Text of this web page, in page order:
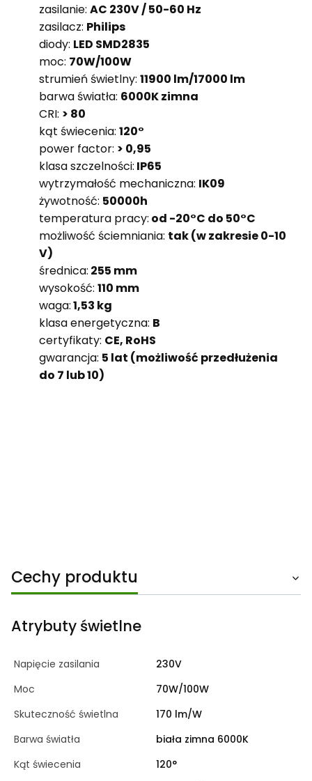
zasilanie: AC 230V / 50-60 Hz
zasilacz: Philips
diody: LED SMD2835
moc: 70W/100W
strumień świetlny: 11900 lm/17000 lm
barwa światła: 6000K zimna
CRI: > 80
kąt świecenia: 120°
power factor: > 0,95
klasa szczelności: IP65
wytrzymałość mechaniczna: IK09
żywotność: 50000h
temperatura pracy: od -20°C do 50°C
możliwość ściemniania: tak (w zakresie 0-10
V)
średnica: 255 mm
wysokość: 110 mm
waga:1,53 kg
klasa energetyczna: B
certyfikaty: CE, RoHS
gwarancja: 5 lat (możliwość przedłużenia
do 7 lub 10)
Cechy produktu
Atrybuty świetlne
Napięcie zasilania
230V
Moc
70W/100W
Skuteczność świetlna
170 lm/W
Barwa światła
biała zimna 6000K
Kąt świecenia
120°